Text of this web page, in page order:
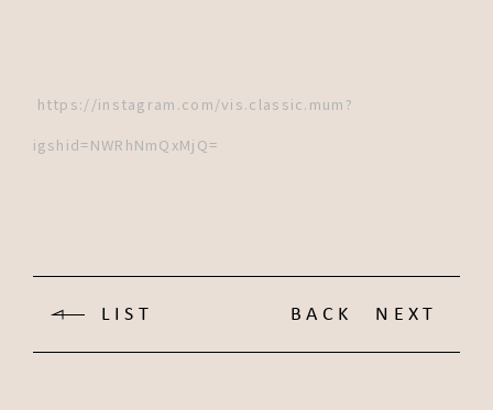
https://instagram.com/vis.classic.mum?
igshid=NWRhNmQxMjQ=
LIST BACK NEXT